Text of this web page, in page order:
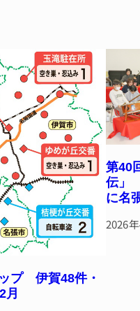
プ 伊賀48件・
第40
伝」
に名
2026